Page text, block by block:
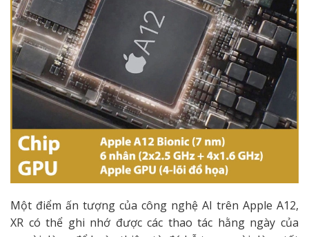
Một điểm ấn tượng của công nghệ AI trên Apple A12,
XR có thể ghi nhớ được các thao tác hằng ngày của